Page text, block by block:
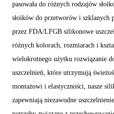
pasowała do różnych rodzajów
słoików do przetworów i szklanych
przez FDA/LFGB silikonowe
różnych kolorach, rozmiarach i
wielokrotnego użytku rozwiązanie
uszczelnień, które utrzymują
montażowi i elastyczności, nasze
zapewniają niezawodne